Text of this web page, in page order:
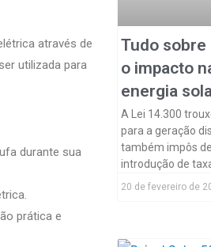
através de
utilizada para
durante sua
prática e
Tudo sobre
o impacto
energia
A Lei 14.300
para a geração
também impôs
introdução de
20 de fevereiro de